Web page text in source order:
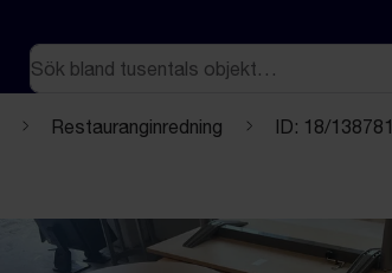
Sök
Restauranginredning ID: 18/138781